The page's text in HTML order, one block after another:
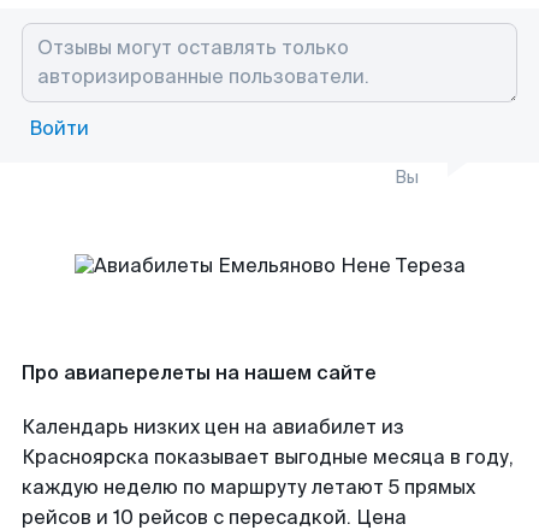
Войти
Вы
Про авиаперелеты на нашем сайте
Календарь низких цен на авиабилет из
Красноярска показывает выгодные месяца в году,
каждую неделю по маршруту летают 5 прямых
рейсов и 10 рейсов с пересадкой. Цена